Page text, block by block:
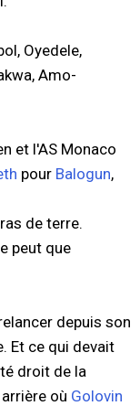
Oyedele,
Amo-
et l'AS Monaco
pour Balogun,
de terre.
peut que
depuis son
Et ce qui devait
droit de la
où Golovin